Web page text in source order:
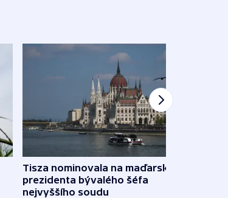
Tisza nominovala na maďarského
prezidenta bývalého šéfa
nejvyššího soudu